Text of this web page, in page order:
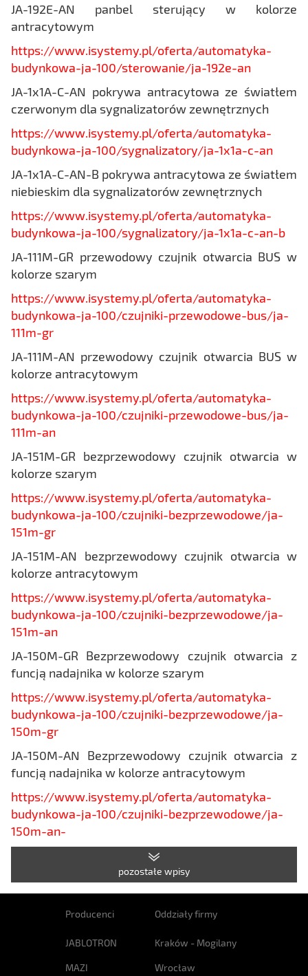
JA-192E-AN panbel sterujący w kolorze
antracytowym
https://www.isystemy.pl/oferta/automatyka-
budynkowa-ja-100/sterowanie/ja-192e-an
JA-1x1A-C-AN pokrywa antracytowa ze światłem
czerwonym dla sygnalizatorów zewnętrznych
https://www.isystemy.pl/oferta/automatyka-
budynkowa-ja-100/sygnalizatory/ja-1x1a-c-an
JA-1x1A-C-AN-B pokrywa antracytowa ze światłem
niebieskim dla sygnalizatorów zewnętrznych
https://www.isystemy.pl/oferta/automatyka-
budynkowa-ja-100/sygnalizatory/ja-1x1a-c-an-b
JA-111M-GR przewodowy czujnik otwarcia BUS w
kolorze szarym
https://www.isystemy.pl/oferta/automatyka-
budynkowa-ja-100/czujniki-przewodowe-bus/ja-
111m-gr
JA-111M-AN przewodowy czujnik otwarcia BUS w
kolorze antracytowym
https://www.isystemy.pl/oferta/automatyka-
budynkowa-ja-100/czujniki-przewodowe-bus/ja-
111m-an
JA-151M-GR bezprzewodowy czujnik otwarcia w
kolorze szarym
https://www.isystemy.pl/oferta/automatyka-
budynkowa-ja-100/czujniki-bezprzewodowe/ja-
151m-gr
JA-151M-AN bezprzewodowy czujnik otwarcia w
kolorze antracytowym
https://www.isystemy.pl/oferta/automatyka-
budynkowa-ja-100/czujniki-bezprzewodowe/ja-
151m-an
JA-150M-GR Bezprzewodowy czujnik otwarcia z
funcją nadajnika w kolorze szarym
https://www.isystemy.pl/oferta/automatyka-
budynkowa-ja-100/czujniki-bezprzewodowe/ja-
150m-gr
JA-150M-AN Bezprzewodowy czujnik otwarcia z
funcją nadajnika w kolorze antracytowym
https://www.isystemy.pl/oferta/automatyka-
budynkowa-ja-100/czujniki-bezprzewodowe/ja-
150m-an-
pozostałe wpisy
Producenci
JABLOTRON
MAZI
Oddziały firmy
Kraków - Mogilany
Wrocław